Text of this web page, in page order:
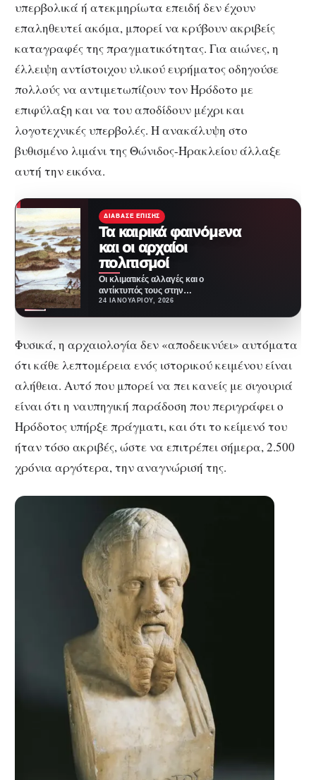
υπερβολικά ή ατεκμηρίωτα επειδή δεν έχουν
επαληθευτεί ακόμα, μπορεί να κρύβουν ακριβείς
καταγραφές της πραγματικότητας. Για αιώνες, η
έλλειψη αντίστοιχου υλικού ευρήματος οδηγούσε
πολλούς να αντιμετωπίζουν τον Ηρόδοτο με
επιφύλαξη και να του αποδίδουν μέχρι και
λογοτεχνικές υπερβολές. Η ανακάλυψη στο
βυθισμένο λιμάνι της Θώνιδος-Ηρακλείου άλλαξε
αυτή την εικόνα.
ΔΙΆΒΑΣΕ ΕΠΊΣΗΣ
Τα καιρικά φαινόμενα
και οι αρχαίοι
πολιτισμοί
Οι κλιματικές αλλαγές και ο
αντίκτυπός τους στην
ανθρωπότητα δεν αποτελεί
24 ΙΑΝΟΥΑΡΊΟΥ, 2026
Φυσικά, η αρχαιολογία δεν «αποδεικνύει» αυτόματα
ότι κάθε λεπτομέρεια ενός ιστορικού κειμένου είναι
αλήθεια. Αυτό που μπορεί να πει κανείς με σιγουριά
είναι ότι η ναυπηγική παράδοση που περιγράφει ο
Ηρόδοτος υπήρξε πράγματι, και ότι το κείμενό του
ήταν τόσο ακριβές, ώστε να επιτρέπει σήμερα, 2.500
χρόνια αργότερα, την αναγνώρισή της.